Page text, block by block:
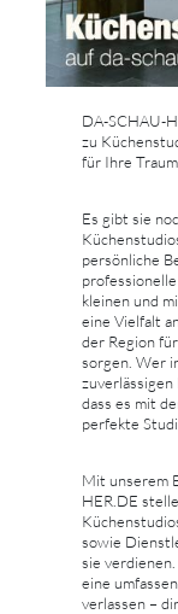
DA-SCHAU-
zu
für Ihre
Es gibt sie
persönliche
kleinen und
eine Vielfalt
der Region
sorgen. Wer
dass es mit
perfekte
Mit unserem
HER.DE
sowie
sie
eine
verlassen –